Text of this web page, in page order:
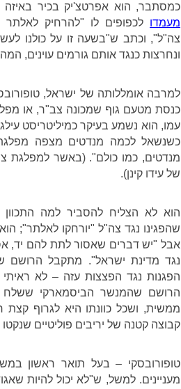
כמסתבר, הוא אפרטצ'יק בכיר באיזה
מעמדו לכפופים לו "להרחיק
צה"ל", וכתב ש"בשעה זו על כולנו
ונחרצות כנגד אותם גורמים עוינים,
למרבה אומללותה של ישראל,
כנסת מטעם גוף שמכונה צב"ר, או
עמו, הוא נשמע בעיקר כמיליטריסט
כשנשאל לכמה מנדטים מצפה
מנדטים, כמו כולם". (באשר למפלגת
של עידו קינן).
הוא לא הצליח להסביר למה
שהפגינו נגד צה"ל "יורחקו לאלתר";
אבל "יש דברים שאסור לתת להם יד,
נגד מדינת ישראל". מתקבל הרושם
הפגנות נגד הפצצות עזה – לא
הרושם שהמנשר הביסמארקי ששלח
ממשית, ושכל כוונתו היא לגרוף קצת
קבוצה קטנה של יריבים פוליטיים
טופורובסקי – בעל תואר ראשון
מעניינים. למשל, ש"לא יכול להיות